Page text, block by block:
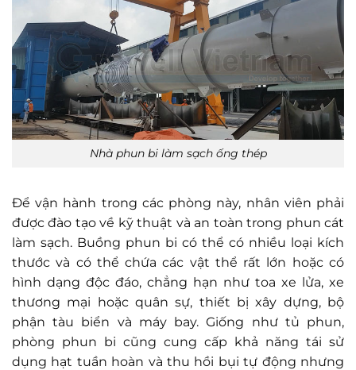
Nhà phun bi làm sạch ống thép
Để vận hành trong các phòng này, nhân viên phải
được đào tạo về kỹ thuật và an toàn trong phun cát
làm sạch. Buồng phun bi có thể có nhiều loại kích
thước và có thể chứa các vật thể rất lớn hoặc có
hình dạng độc đáo, chẳng hạn như toa xe lửa, xe
thương mại hoặc quân sự, thiết bị xây dựng, bộ
phận tàu biển và máy bay. Giống như tủ phun,
phòng phun bi cũng cung cấp khả năng tái sử
dụng hạt tuần hoàn và thu hồi bụi tự động nhưng